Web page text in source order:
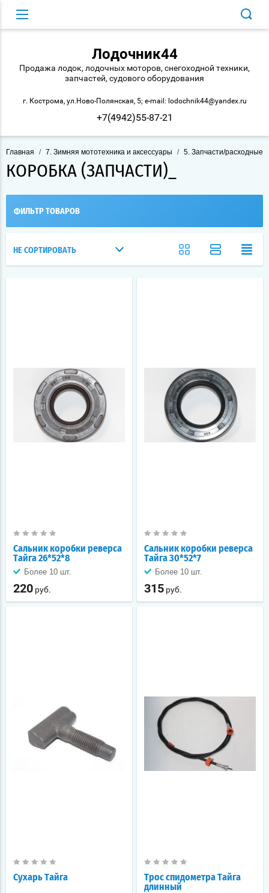
Лодочник44
Продажа лодок, лодочных моторов, снегоходной техники,
запчастей, судового оборудования
г. Кострома, ул.Ново-Полянская, 5; e-mail: lodochnik44@yandex.ru
+7(4942)55-87-21
Главная / 7. Зимняя мототехника и аксессуары / 5. Запчасти/расходные
КОРОБКА (ЗАПЧАСТИ)_
ФИЛЬТР ТОВАРОВ
НЕ СОРТИРОВАТЬ
Сальник коробки реверса
Тайга 26*52*8
Более 10 шт.
220 руб.
Сальник коробки реверса
Тайга 30*52*7
Более 10 шт.
315 руб.
Сухарь Тайга
Трос спидометра Тайга
длинный